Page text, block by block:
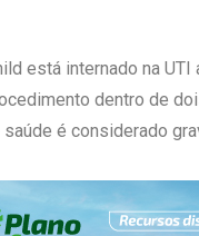
está internado na UTI
dentro de
é considerado